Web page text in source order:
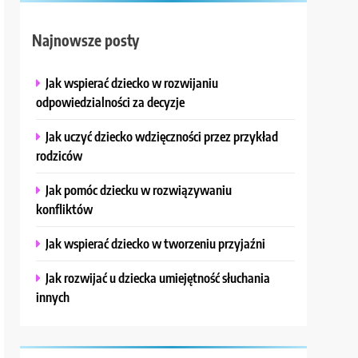
Najnowsze posty
Jak wspierać dziecko w rozwijaniu
odpowiedzialności za decyzje
Jak uczyć dziecko wdzięczności przez przykład
rodziców
Jak pomóc dziecku w rozwiązywaniu
konfliktów
Jak wspierać dziecko w tworzeniu przyjaźni
Jak rozwijać u dziecka umiejętność słuchania
innych